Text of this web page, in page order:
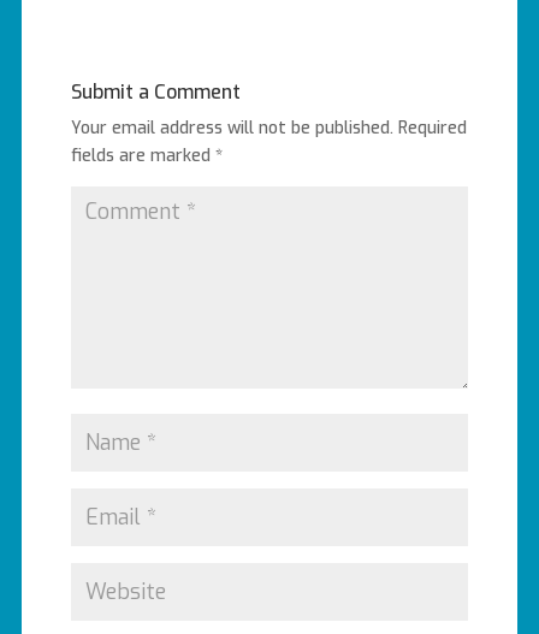
Submit a Comment
Your email address will not be published. Required
fields are marked*